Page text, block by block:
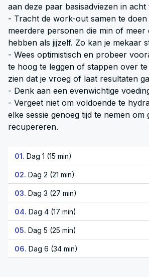
aan deze paar basisadviezen in acht
- Tracht de work-out samen te
meerdere personen die min of meer
hebben als jijzelf. Zo kan je mekaar
- Wees optimistisch en probeer
te hoog te leggen of stappen over
zien dat je vroeg of laat resultaten
- Denk aan een evenwichtige
- Vergeet niet om voldoende te
elke sessie genoeg tijd te nemen om
recupereren.
01. Dag 1 (15 min)
02. Dag 2 (21 min)
03. Dag 3 (27 min)
04. Dag 4 (17 min)
05. Dag 5 (25 min)
06. Dag 6 (34 min)